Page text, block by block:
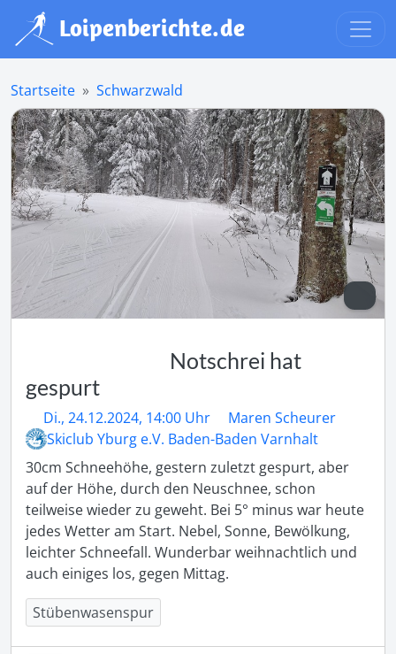
Startseite Schwarzwald
Notschrei hat
gespurt
Di., 24.12.2024, 14:00 Uhr
Maren Scheurer
Skiclub Yburg e.V. Baden-Baden Varnhalt
30cm Schneehöhe, gestern zuletzt gespurt, aber
auf der Höhe, durch den Neuschnee, schon
teilweise wieder zu geweht. Bei 5° minus war heute
jedes Wetter am Start. Nebel, Sonne, Bewölkung,
leichter Schneefall. Wunderbar weihnachtlich und
auch einiges los, gegen Mittag.
Stübenwasenspur